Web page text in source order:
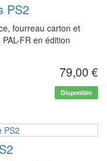
PS2
fourreau carton et
FR en édition
79,00 €
Disponible